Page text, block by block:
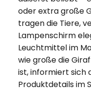
oder extra große
tragen die Tiere,
Lampenschirm
Leuchtmittel im
wie große die
ist, informiert sich
Produktdetails im